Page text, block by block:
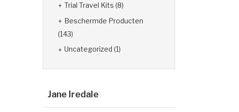
Trial Travel Kits (8)
Beschermde Producten
(143)
Uncategorized (1)
Jane Iredale